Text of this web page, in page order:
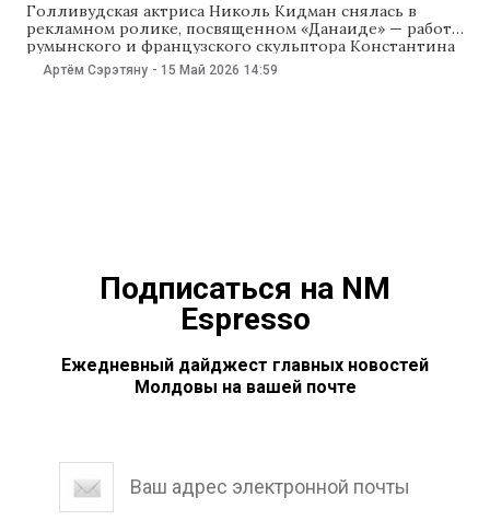
Голливудская актриса Николь Кидман снялась в
рекламном ролике, посвященном «Данаиде» — работе
румынского и французского скульптора Константина
Брынкуша. Скульптуру выставят на аукцион в Нью-
Йорке, сообщает Mediafax. Скульптуру «Данаида»
Артём Сэрэтяну - 15 Май 2026 14:59
Подписаться на NM
Espresso
Ежедневный дайджест главных новостей
Молдовы на вашей почте